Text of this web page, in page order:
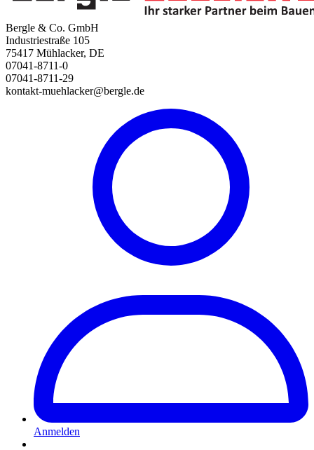
Bergle & Co. GmbH
Industriestraße 105
75417 Mühlacker, DE
07041-8711-0
07041-8711-29
kontakt-muehlacker@bergle.de
Anmelden